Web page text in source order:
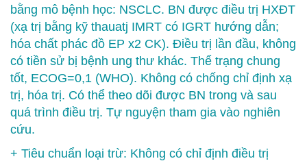
bằng mô bệnh học: NSCLC. BN được điều trị HXĐT
(xạ trị bằng kỹ thauatj IMRT có IGRT hướng dẫn;
hóa chất phác đồ EP x2 CK). Điều trị lần đầu, không
có tiền sử bị bệnh ung thư khác. Thể trạng chung
tốt, ECOG=0,1 (WHO). Không có chống chỉ định xạ
trị, hóa trị. Có thể theo dõi được BN trong và sau
quá trình điều trị. Tự nguyện tham gia vào nghiên
cứu.
+ Tiêu chuẩn loại trừ: Không có chỉ định điều trị